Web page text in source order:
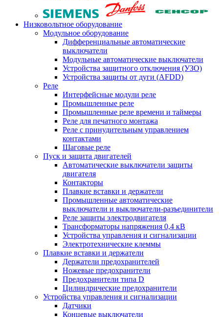
Низковольтное оборудование
Модульное оборудование
Дифференциальные автоматические
выключатели
Модульные автоматические выключатели
Устройства защитного отключения (УЗО)
Устройства защиты от дуги (AFDD)
Реле
Интерфейсные модули реле
Промышленные реле
Промышленные реле времени и таймеры
Реле для печатного монтажа
Реле с принудительным управлением
контактами
Шаговые реле
Пуск и защита двигателей
Автоматические выключатели защиты
двигателя
Контакторы
Плавкие вставки и держатели
Промышленные автоматические
выключатели и выключатели-разъединители
Реле защиты электродвигателя
Трансформаторы напряжения 0,4 кВ
Устройства управления и сигнализации
Электротехнические клеммы
Плавкие вставки и держатели
Держатели предохранителей
Ножевые предохранители
Предохранители типа D
Цилиндрические предохранители
Устройства управления и сигнализации
Датчики
Концевые выключатели